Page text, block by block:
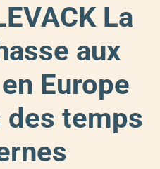
La
aux
Europe
des temps